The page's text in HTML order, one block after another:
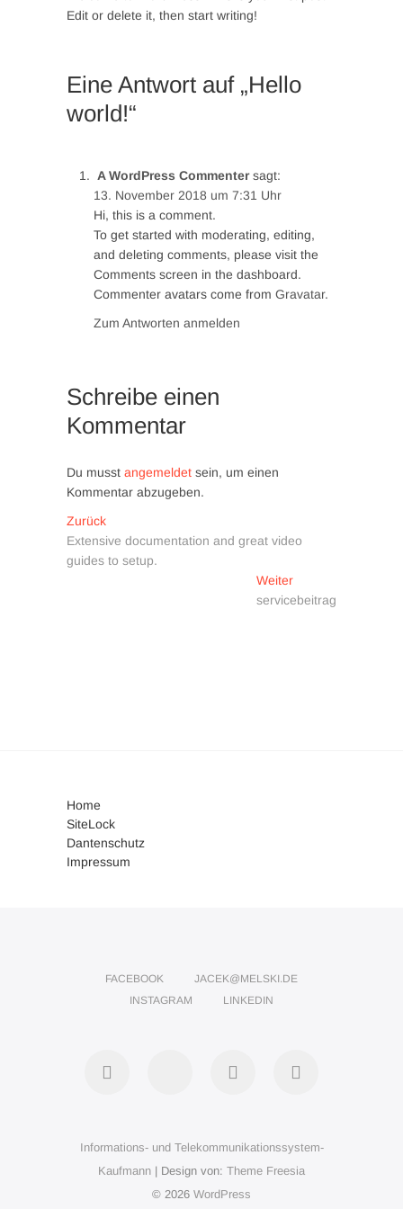
Edit or delete it, then start writing!
Eine Antwort auf „Hello
world!“
A WordPress Commenter sagt:
13. November 2018 um 7:31 Uhr
Hi, this is a comment.
To get started with moderating, editing,
and deleting comments, please visit the
Comments screen in the dashboard.
Commenter avatars come from Gravatar.
Zum Antworten anmelden
Schreibe einen
Kommentar
Du musst angemeldet sein, um einen
Kommentar abzugeben.
Beitragsnavigation
ZurückVorheriger
Beitrag:
Extensive documentation and great video
guides to setup.
WeiterNächster
Beitrag:
servicebeitrag
Home
SiteLock
Dantenschutz
Impressum
FACEBOOK
JACEK@MELSKI.DE
INSTAGRAM
LINKEDIN
jacek@melski.de
instagram
Informations- und Telekommunikationssystem-
Kaufmann | Design von: Theme Freesia
© 2026 WordPress